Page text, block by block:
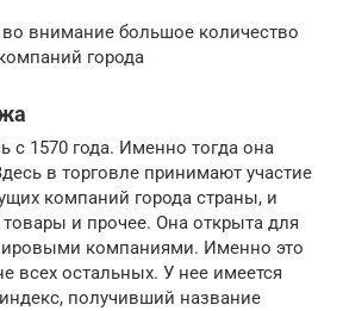
внимание большое количество
города
с 1570 года. Именно тогда она
в торговле принимают участие
компаний города страны, и
и прочее. Она открыта для
компаниями. Именно это
всех остальных. У нее имеется
получивший название